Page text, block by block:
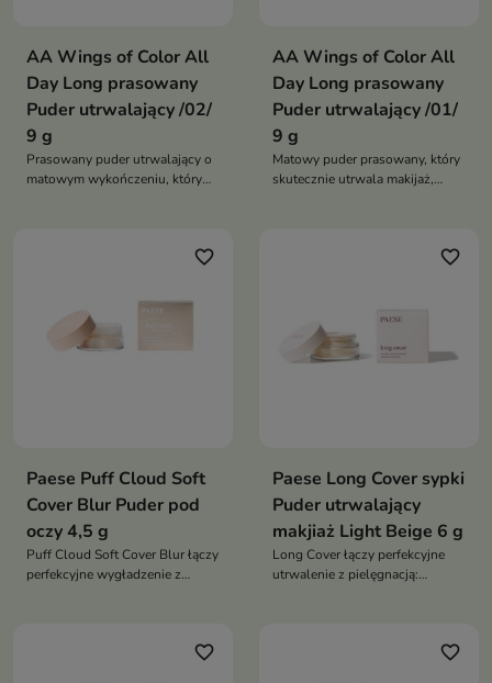
AA Wings of Color All
Day Long prasowany
Puder utrwalający /02/
9 g
Prasowany puder utrwalający o
matowym wykończeniu, który
AA Wings of Color All
Day Long prasowany
Puder utrwalający /01/
9 g
Matowy puder prasowany, który
skutecznie utrwala makijaż,
favorite_border
Paese Puff Cloud Soft
Cover Blur Puder pod
oczy 4,5 g
Puff Cloud Soft Cover Blur łączy
perfekcyjne wygładzenie z
favorite_border
Paese Long Cover sypki
Puder utrwalający
makjiaż Light Beige 6 g
Long Cover łączy perfekcyjne
utrwalenie z pielęgnacją:
favorite_border favorite_border